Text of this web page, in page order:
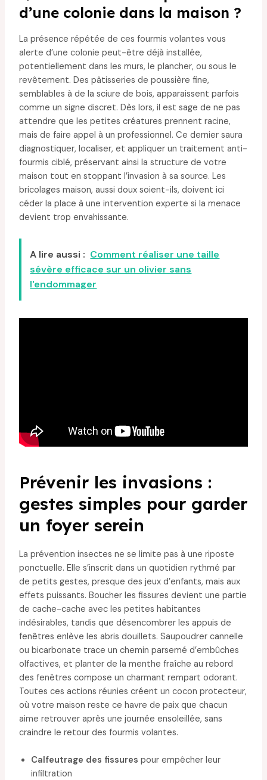
d’une colonie dans la maison ?
La présence répétée de ces fourmis volantes vous
alerte d’une colonie peut-être déjà installée,
potentiellement dans les murs, le plancher, ou sous le
revêtement. Des pâtisseries de poussière fine,
semblables à de la sciure de bois, apparaissent parfois
comme un signe discret. Dès lors, il est sage de ne pas
attendre que les petites créatures prennent racine,
mais de faire appel à un professionnel. Ce dernier saura
diagnostiquer, localiser, et appliquer un traitement anti-
fourmis ciblé, préservant ainsi la structure de votre
maison tout en stoppant l’invasion à sa source. Les
bricolages maison, aussi doux soient-ils, doivent ici
céder la place à une intervention experte si la menace
devient trop envahissante.
A lire aussi : Comment réaliser une taille
sévère efficace sur un olivier sans
l'endommager
Prévenir les invasions :
gestes simples pour garder
un foyer serein
La prévention insectes ne se limite pas à une riposte
ponctuelle. Elle s’inscrit dans un quotidien rythmé par
de petits gestes, presque des jeux d’enfants, mais aux
effets puissants. Boucher les fissures devient une partie
de cache-cache avec les petites habitantes
indésirables, tandis que désencombrer les appuis de
fenêtres enlève les abris douillets. Saupoudrer cannelle
ou bicarbonate trace un chemin parsemé d’embûches
olfactives, et planter de la menthe fraîche au rebord
des fenêtres compose un charmant rempart odorant.
Toutes ces actions réunies créent un cocon protecteur,
où votre maison reste ce havre de paix que chacun
aime retrouver après une journée ensoleillée, sans
craindre le retour des fourmis volantes.
Calfeutrage des fissures pour empêcher leur
infiltration